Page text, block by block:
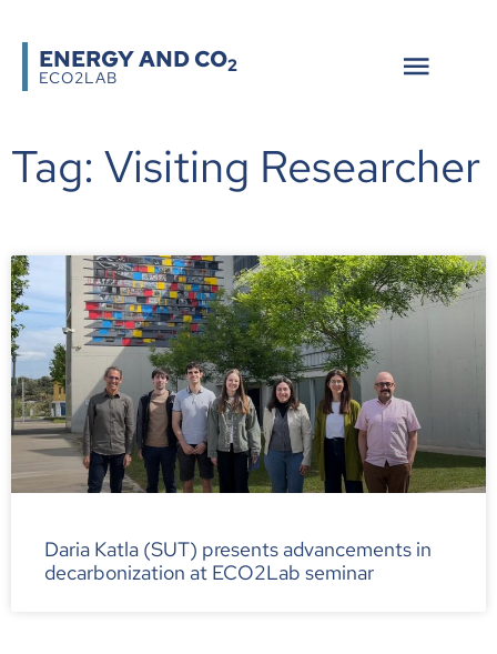
ENERGY AND CO2
ECO2LAB
Tag: Visiting Researcher
Daria Katla (SUT) presents advancements in
decarbonization at ECO2Lab seminar